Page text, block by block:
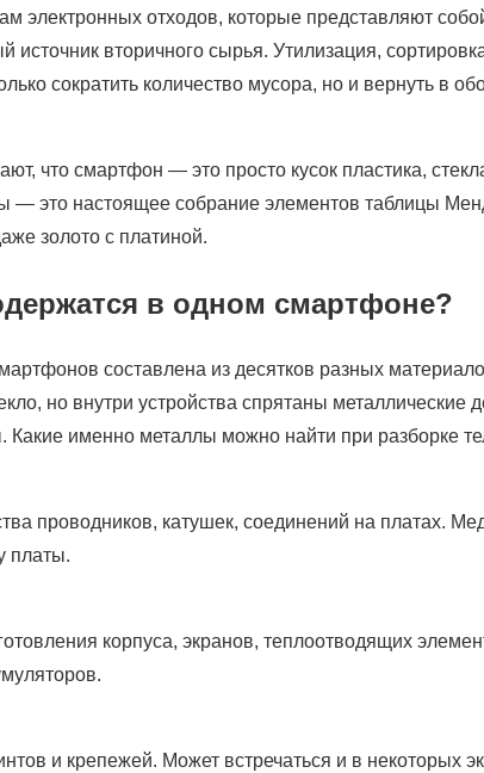
электронных отходов, которые представляют
источник вторичного сырья. Утилизация,
сократить количество мусора, но и вернуть в
что смартфон — это просто кусок пластика,
— это настоящее собрание элементов таблицы
золото с платиной.
в одном смартфоне?
составлена из десятков разных
но внутри устройства спрятаны металлические
Какие именно металлы можно найти при разборке
проводников, катушек, соединений на платах.
платы.
корпуса, экранов, теплоотводящих
и крепежей. Может встречаться и в некоторых